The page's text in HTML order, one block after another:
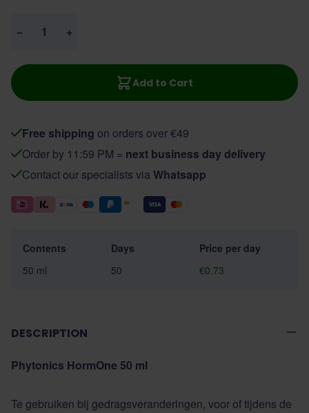
− +
Add to Cart
Free shipping on orders over €49
Order by 11:59 PM = next business day delivery
Contact our specialists via Whatsapp
Contents Days
Price per day
50 ml
50 €0.73
DESCRIPTION
Phytonics HormOne 50 ml
Te gebruiken bij gedragsveranderingen, voor of tijdens de